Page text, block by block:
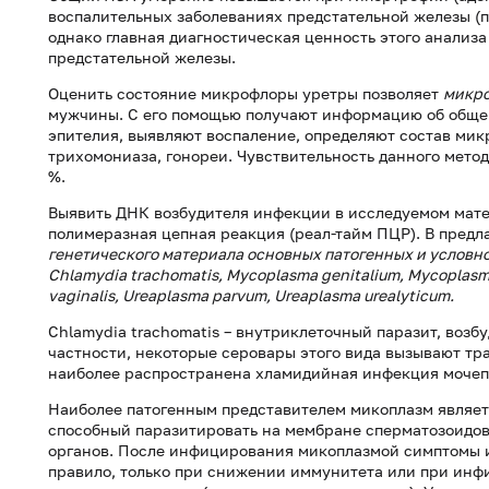
воспалительных заболеваниях предстательной железы
однако главная диагностическая ценность этого
предстательной железы.
Оценить состояние микрофлоры уретры позволяет
мужчины. С его помощью получают информацию об
эпителия, выявляют воспаление, определяют состав
трихомониаза, гонореи. Чувствительность данного
%.
Выявить ДНК возбудителя инфекции в исследуемом
полимеразная цепная реакция (реал-тайм ПЦР). В
генетического материала основных патогенных и
Chlamydia trachomatis, Mycoplasma genitalium,
vaginalis, Ureaplasma parvum, Ureaplasma urealyticum.
Chlamydia trachomatis – внутриклеточный паразит,
частности, некоторые серовары этого вида вызывают
наиболее распространена хламидийная инфекция
Наиболее патогенным представителем микоплазм
способный паразитировать на мембране
органов. После инфицирования микоплазмой симптомы
правило, только при снижении иммунитета или при